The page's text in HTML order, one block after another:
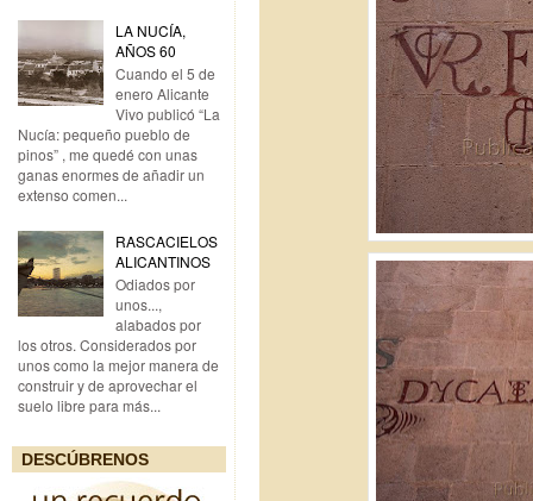
LA NUCÍA,
AÑOS 60
Cuando el 5 de
enero Alicante
Vivo publicó “La
Nucía: pequeño pueblo de
pinos” , me quedé con unas
ganas enormes de añadir un
extenso comen...
RASCACIELOS
ALICANTINOS
Odiados por
unos...,
alabados por
los otros. Considerados por
unos como la mejor manera de
construir y de aprovechar el
suelo libre para más...
DESCÚBRENOS